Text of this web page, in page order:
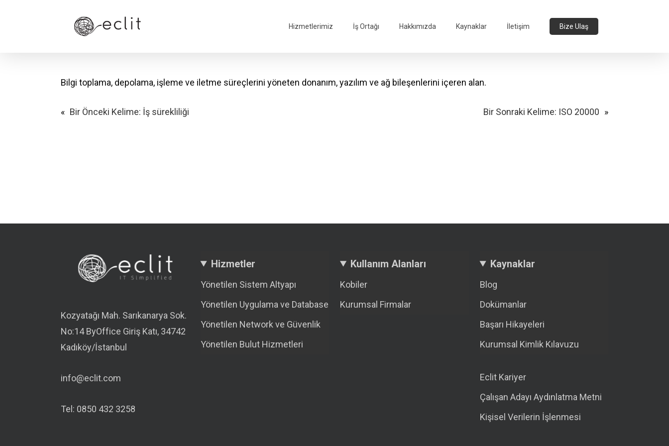
Hizmetlerimiz İş Ortağı Hakkımızda Kaynaklar İletişim Bize Ulaş
Bilgi toplama, depolama, işleme ve iletme süreçlerini yöneten donanım, yazılım ve ağ bileşenlerini içeren alan.
« Bir Önceki Kelime: İş sürekliliği Bir Sonraki Kelime: ISO 20000 »
Kozyatağı Mah. Sarıkanarya Sok.
No:14 ByOffice Giriş Katı, 34742
Kadıköy/İstanbul
info@eclit.com
Tel: 0850 432 3258
Hizmetler
Yönetilen Sistem Altyapı
Yönetilen Uygulama ve Database
Yönetilen Network ve Güvenlik
Yönetilen Bulut Hizmetleri
Kullanım Alanları
Kobiler
Kurumsal Firmalar
Kaynaklar
Blog
Dokümanlar
Başarı Hikayeleri
Kurumsal Kimlik Kılavuzu
Eclit Kariyer
Çalışan Adayı Aydınlatma Metni
Kişisel Verilerin İşlenmesi